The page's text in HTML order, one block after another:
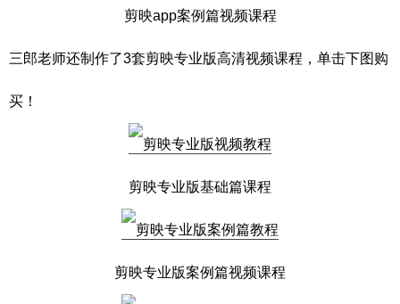
剪映app案例篇视频课程
三郎老师还制作了3套剪映专业版高清视频课程，单击下图购
买！
剪映专业版基础篇课程
剪映专业版案例篇视频课程